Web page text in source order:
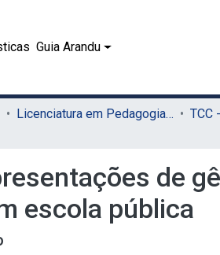
Guia Arandu
Licenciatura em Pedagogia (Sede)
de
escola pública